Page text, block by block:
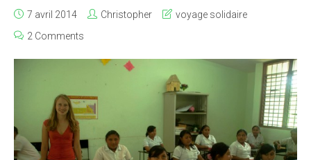
7 avril 2014 Christopher
voyage solidaire
2 Comments